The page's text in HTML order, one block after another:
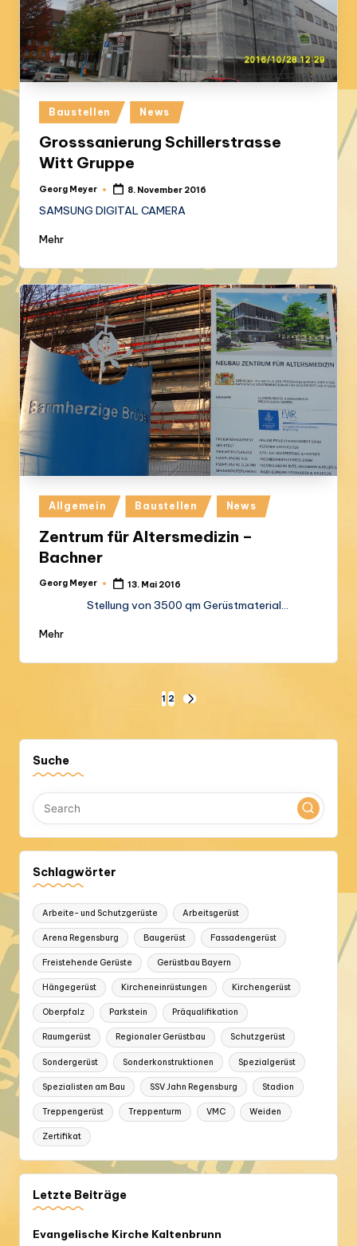
Posted
in
Baustellen News
Grosssanierung Schillerstrasse
Witt Gruppe
Posted
Georg Meyer 8. November 2016
SAMSUNG DIGITAL CAMERA
Mehr
Posted
in
Allgemein Baustellen News
Zentrum für Altersmedizin –
Bachner
Posted
Georg Meyer 13. Mai 2016
Stellung von 3500 qm Gerüstmaterial…
Mehr
Seitennummerierung
der
Beiträge
1 2
NEXT
Suche
Schlagwörter
Arbeite- und Schutzgerüste Arbeitsgerüst
Arena Regensburg Baugerüst Fassadengerüst
Freistehende Gerüste Gerüstbau Bayern
Hängegerüst Kircheneinrüstungen Kirchengerüst
Oberpfalz Parkstein Präqualifikation
Raumgerüst Regionaler Gerüstbau Schutzgerüst
Sondergerüst Sonderkonstruktionen Spezialgerüst
Spezialisten am Bau SSV Jahn Regensburg Stadion
Treppengerüst Treppenturm VMC Weiden
Zertifikat
Letzte Beiträge
Evangelische Kirche Kaltenbrunn